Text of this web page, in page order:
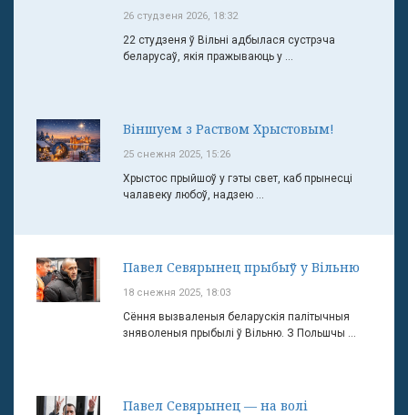
26 студзеня 2026, 18:32
22 студзеня ў Вільні адбылася сустрэча
беларусаў, якія пражываюць у ...
Віншуем з Раством Хрыстовым!
25 снежня 2025, 15:26
Хрыстос прыйшоў у гэты свет, каб прынесці
чалавеку любоў, надзею ...
Павел Севярынец прыбыў у Вільню
18 снежня 2025, 18:03
Сёння вызваленыя беларускія палітычныя
зняволеныя прыбылі ў Вільню. З Польшчы ...
Павел Севярынец — на волі